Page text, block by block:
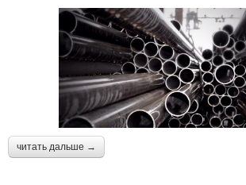
читать дальше →